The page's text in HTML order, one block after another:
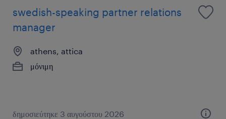
swedish-speaking partner relations
manager
athens, attica
μόνιμη
δημοσιεύτηκε 3 αυγούστου 2026